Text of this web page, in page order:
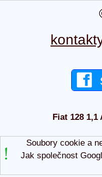
Fiat 128
Soubory cookie a
Jak společnost